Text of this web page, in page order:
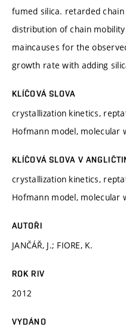
fumed silica. retarded
distribution of chain
maincauses for the
growth rate with adding
KLÍČOVÁ SLOVA
crystallization kinetics,
Hofmann model, molecular
KLÍČOVÁ SLOVA V
crystallization kinetics,
Hofmann model, molecular
AUTOŘI
JANČÁŘ, J.; FIORE, K.
ROK RIV
2012
VYDÁNO